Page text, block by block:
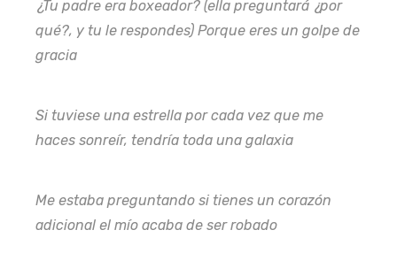
¿Tu padre era boxeador? (ella preguntará ¿por
qué?, y tu le respondes) Porque eres un golpe de
gracia
Si tuviese una estrella por cada vez que me
haces sonreír, tendría toda una galaxia
Me estaba preguntando si tienes un corazón
adicional el mío acaba de ser robado